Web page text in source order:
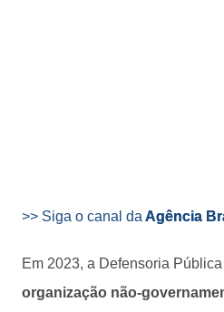
>> Siga o canal da Agência
Em 2023, a Defensoria
organização não-